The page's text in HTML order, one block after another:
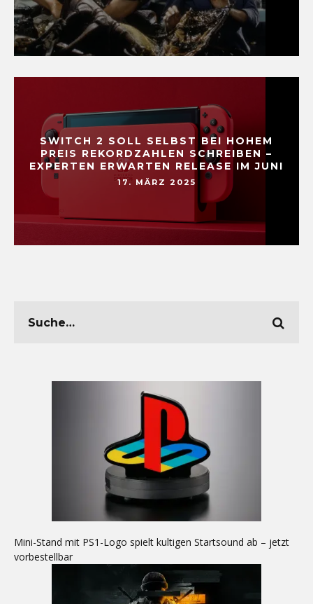
SWITCH 2 SOLL SELBST BEI HOHEM
PREIS REKORDZAHLEN SCHREIBEN –
EXPERTEN ERWARTEN RELEASE IM JUNI
17. MÄRZ 2025
Mini-Stand mit PS1-Logo spielt kultigen Startsound ab – jetzt
vorbestellbar